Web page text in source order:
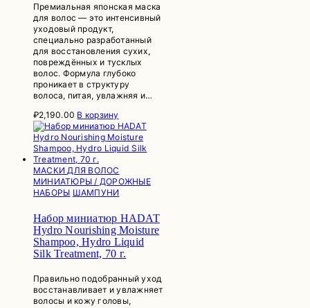
Премиальная японская маска
для волос — это интенсивный
уходовый продукт,
специально разработанный
для восстановления сухих,
повреждённых и тусклых
волос. Формула глубоко
проникает в структуру
волоса, питая, увлажняя и…
₽2,190.00 В корзину
МАСКИ ДЛЯ ВОЛОС
МИНИАТЮРЫ / ДОРОЖНЫЕ
НАБОРЫ ШАМПУНИ
Набор миниатюр HADAT
Hydro Nourishing Moisture
Shampoo, Hydro Liquid
Silk Treatment, 70 г.
Правильно подобранный уход
восстанавливает и увлажняет
волосы и кожу головы,